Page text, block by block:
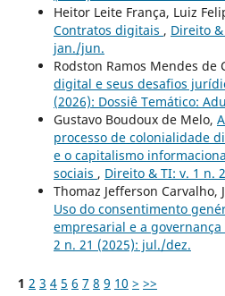
Heitor Leite França, Luiz
Contratos digitais , Direito
jan./jun.
Rodston Ramos Mendes de
digital e seus desafios
(2026): Dossiê Temático:
Gustavo Boudoux de Melo,
processo de colonialidade
e o capitalismo
sociais , Direito & TI: v. 1 n.
Thomaz Jefferson Carvalho,
Uso do consentimento
empresarial e a governança
2 n. 21 (2025): jul./dez.
1 2 3 4 5 6 7 8 9 10 > >>